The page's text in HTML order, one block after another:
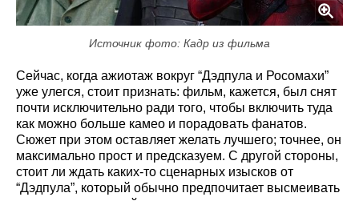
Источник фото: Кадр из фильма
Сейчас, когда ажиотаж вокруг “Дэдпула и Росомахи”
уже улегся, стоит признать: фильм, кажется, был снят
почти исключительно ради того, чтобы включить туда
как можно больше камео и порадовать фанатов.
Сюжет при этом оставляет желать лучшего; точнее, он
максимально прост и предсказуем. С другой стороны,
стоит ли ждать каких-то сценарных изысков от
“Дэдпула”, который обычно предпочитает высмеивать